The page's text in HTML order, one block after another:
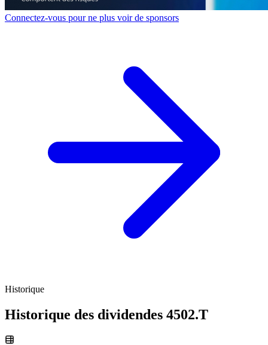
Connectez-vous pour ne plus voir de sponsors
Historique
Historique des dividendes 4502.T